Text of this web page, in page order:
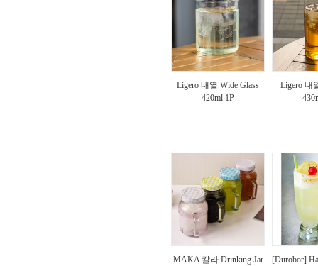
Ligero 내열 Wide Glass
420ml 1P
Ligero 내
MAKA 칼라 Drinking Jar
[Durobor]